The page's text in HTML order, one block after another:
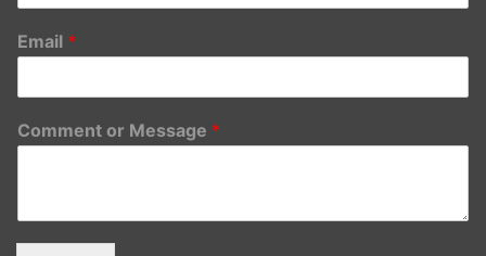
Email *
Comment or Message *